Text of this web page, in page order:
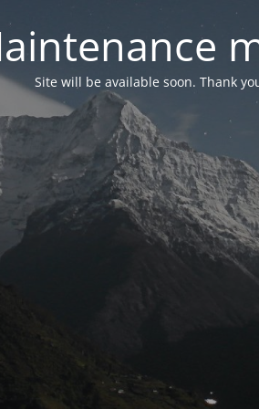
Site will be available soon. Thank